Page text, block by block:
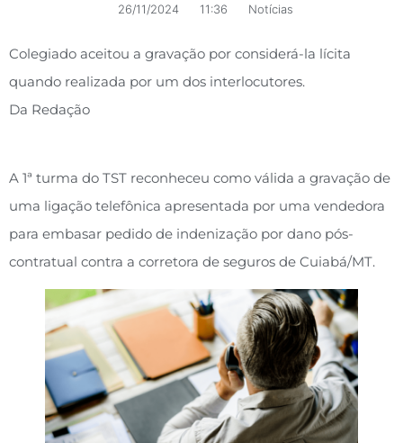
26/11/2024 11:36 Notícias
Colegiado aceitou a gravação por considerá-la lícita
quando realizada por um dos interlocutores.
Da Redação
A 1ª turma do TST reconheceu como válida a gravação de
uma ligação telefônica apresentada por uma vendedora
para embasar pedido de indenização por dano pós-
contratual contra a corretora de seguros de Cuiabá/MT.